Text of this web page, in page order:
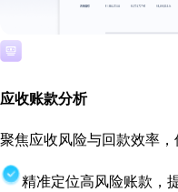
应收账款分析
聚焦应收风险与回款效率，
精准定位高风险账款，